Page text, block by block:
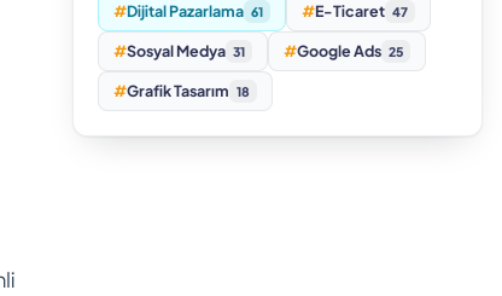
#Dijital Pazarlama 61 #E-Ticaret 47
#Sosyal Medya 31 #Google Ads 25
#Grafik Tasarım 18